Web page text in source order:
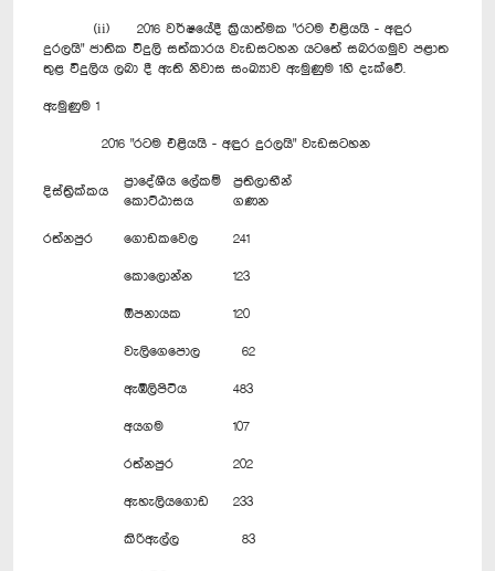
(ii) 2016 වර්ෂයේදී ක්‍රියාත්මක "රටම එළියයි - අඳුර
දුරලයි" ජාතික විදුලි සත්කාරය වැඩසටහන යටතේ සබරගමුව පළාත
තුළ විදුලිය ලබා දී ඇති නිවාස සංඛ්‍යාව ඇමුණුම 1හි දැක්වේ.
ඇමුණුම 1
2016 "රටම එළියයි - අඳුර දුරලයි" වැඩසටහන
දිස්ත්‍රික්කය
ප්‍රාදේශීය ලේකම්
කොට්ඨාසය
ප්‍රතිලාභීන්
ගණන
රත්නපුර ගොඩකවෙල 241
කොලොන්න 123
ඕපනායක 120
වැලිගෙපොල 62
ඇඹිලිපිටිය 483
අයගම 107
රත්නපුර 202
ඇහැලියගොඩ 233
කිරිඇල්ල 83